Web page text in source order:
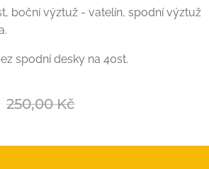
boční výztuž - vatelín, spodní výztuž
spodní desky na 40st.
250,00Kč